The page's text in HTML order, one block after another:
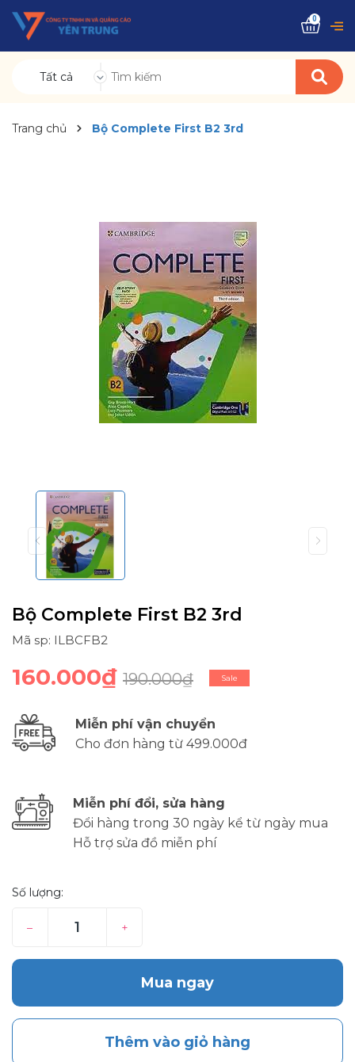
Tất cả
0
Trang chủ Bộ Complete First B2 3rd
Bộ Complete First B2 3rd
Mã sp: ILBCFB2
160.000₫ 190.000₫ Sale
Miễn phí vận chuyển
Cho đơn hàng từ 499.000đ
Miễn phí đổi, sửa hàng
Đổi hàng trong 30 ngày kể từ ngày mua
Hỗ trợ sửa đồ miễn phí
Số lượng:
– +
Mua ngay
Thêm vào giỏ hàng